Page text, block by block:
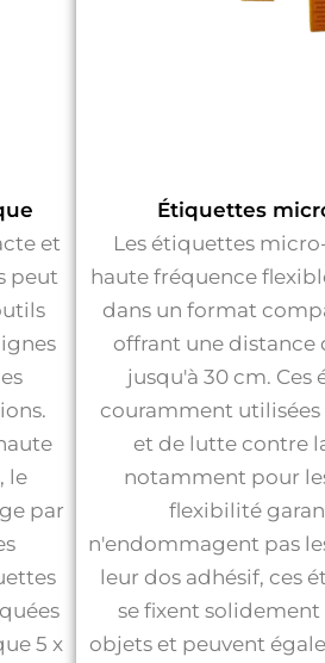
et
peut
le
par
5 x
Étiquettes
Les étiquettes
haute fréquence
dans un format
offrant une distance
jusqu'à 30 cm. Ces
couramment utilisées
et de lutte contre
notamment pour
flexibilité
n'endommagent pas
leur dos adhésif, ces
se fixent solidement
objets et peuvent